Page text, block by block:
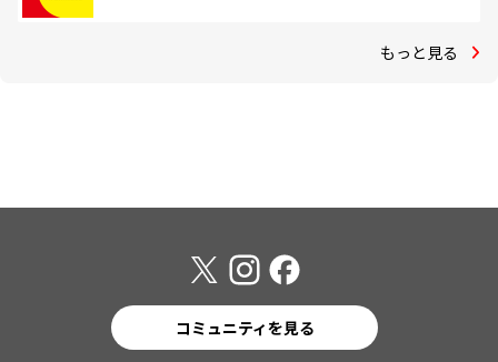
もっと見る
コミュニティを見る